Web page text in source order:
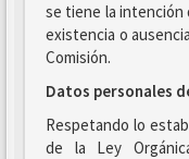
se tiene la intención
existencia o
Comisión.
Datos personales
Respetando lo
de la Ley